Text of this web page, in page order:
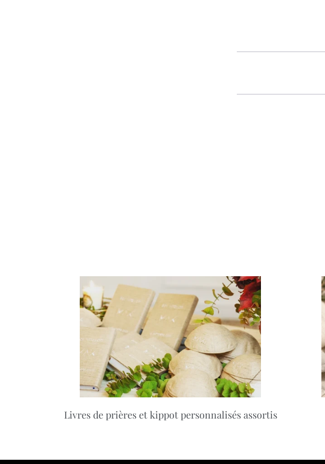
Livres de prières et kippot personnalisés assortis